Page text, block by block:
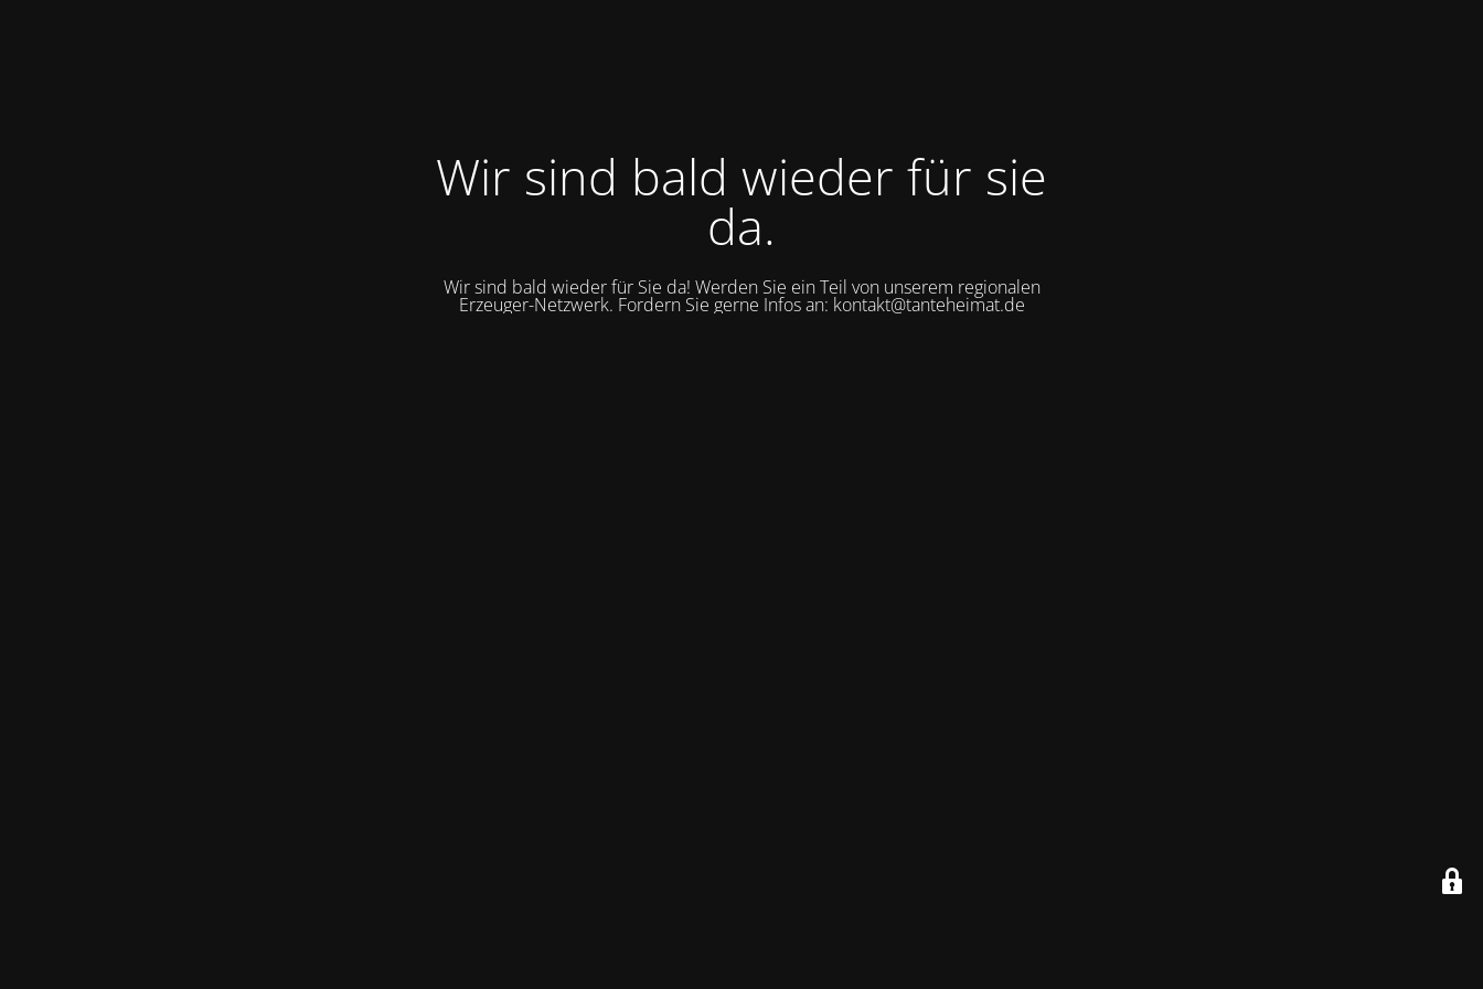
Wir sind bald wieder für sie
da.
Wir sind bald wieder für Sie da! Werden Sie ein Teil von unserem regionalen
Erzeuger-Netzwerk. Fordern Sie gerne Infos an: kontakt@tanteheimat.de